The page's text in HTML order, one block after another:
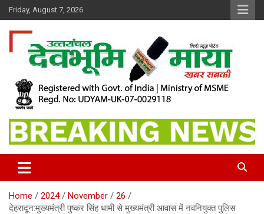
Skip
to
content
Friday, August 7, 2026
Dev Bhoomi Maya
Home 2024 November
26
देहरादून:मुख्यमंत्री पुष्कर सिंह धामी से मुख्यमंत्री आवास में नवनियुक्त पुलिस